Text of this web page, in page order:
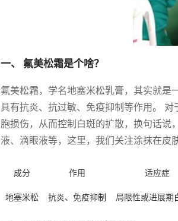
一、 氟美松霜是个啥？
氟美松霜，学名地塞米松乳膏，其实就是
具有抗炎、抗过敏、免疫抑制等作用。
胞损伤，从而控制白斑的扩散，换句话说
液、滴眼液等，这里，我们关注涂抹在皮
成分 作用 适应症
地塞米松 抗炎、免疫抑制 局限性或进展期